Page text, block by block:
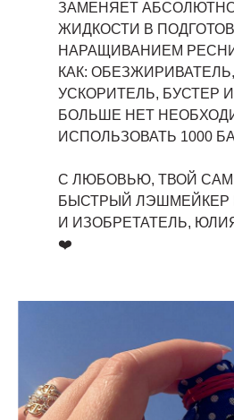
ЗАМЕНЯЕТ
ЖИДКОСТИ В
НАРАЩИВАНИЕМ
КАК:
УСКОРИТЕЛЬ, БУСТЕР
БОЛЬШЕ НЕТ
ИСПОЛЬЗОВАТЬ 1000
С ЛЮБОВЬЮ, ТВОЙ
БЫСТРЫЙ ЛЭШМЕЙКЕР
И ИЗОБРЕТАТЕЛЬ,
❤️